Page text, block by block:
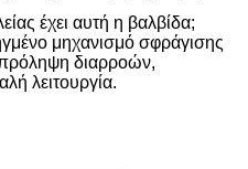
έχει αυτή η βαλβίδα;
μηχανισμό σφράγισης
πρόληψη διαρροών,
λειτουργία.